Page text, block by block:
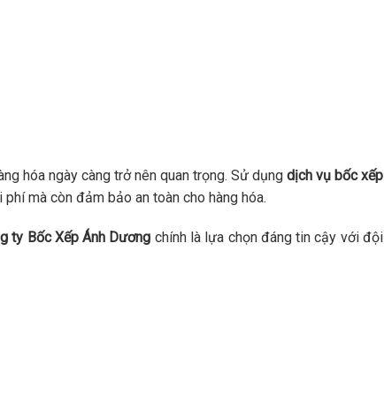
hóa ngày càng trở nên quan trọng. Sử dụng dịch vụ bốc xếp
mà còn đảm bảo an toàn cho hàng hóa.
ty Bốc Xếp Ánh Dương chính là lựa chọn đáng tin cậy với đội